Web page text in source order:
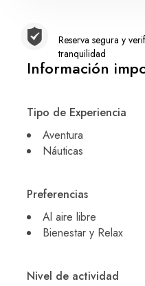
Reserva segura y
tranquilidad
Información
Tipo de Experiencia
Aventura
Náuticas
Preferencias
Al aire libre
Bienestar y Relax
Nivel de actividad